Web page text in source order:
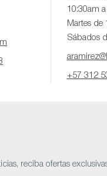
10:30am
Martes de
Sábados
+57 312
reciba ofertas